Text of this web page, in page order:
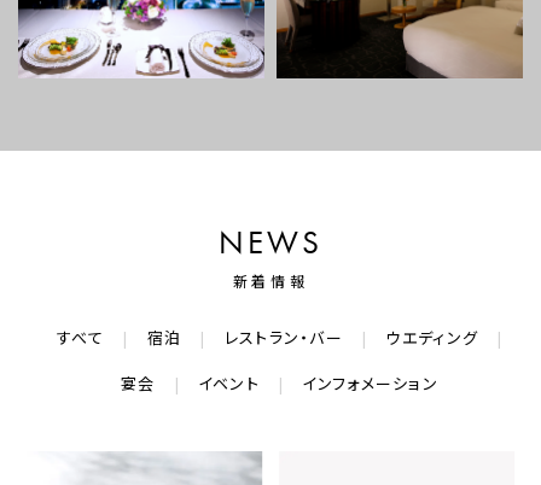
NEWS
新着情報
すべて 宿泊 レストラン・バー
ウエディング
宴会
イベント インフォメーション